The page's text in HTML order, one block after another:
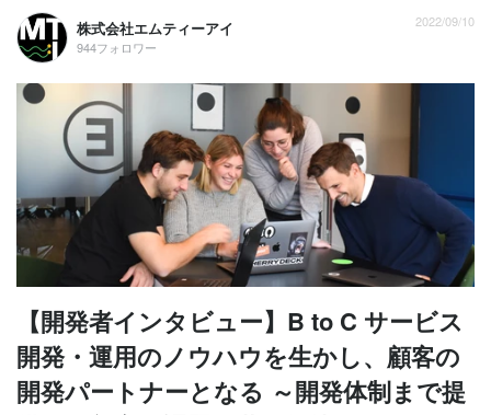
株式会社エムティーアイ
944フォロワー
2022/09/10
【開発者インタビュー】B to C サービス
開発・運用のノウハウを生かし、顧客の
開発パートナーとなる ～開発体制まで提